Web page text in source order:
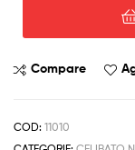
al
quantità
Compare
COD: 11010